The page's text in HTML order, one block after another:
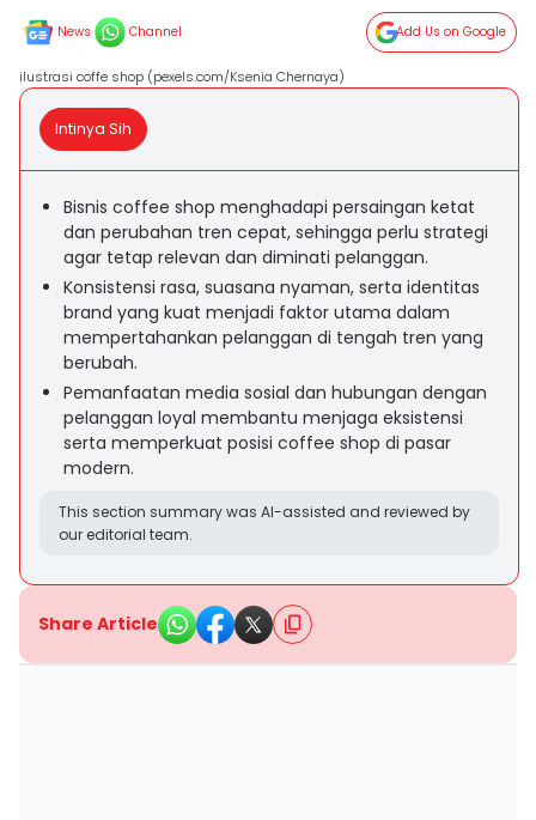
News Channel Add Us on Google
ilustrasi coffe shop (pexels.com/Ksenia Chernaya)
Intinya Sih
Bisnis coffee shop menghadapi persaingan ketat
dan perubahan tren cepat, sehingga perlu strategi
agar tetap relevan dan diminati pelanggan.
Konsistensi rasa, suasana nyaman, serta identitas
brand yang kuat menjadi faktor utama dalam
mempertahankan pelanggan di tengah tren yang
berubah.
Pemanfaatan media sosial dan hubungan dengan
pelanggan loyal membantu menjaga eksistensi
serta memperkuat posisi coffee shop di pasar
modern.
This section summary was AI-assisted and reviewed by
our editorial team.
Share Article